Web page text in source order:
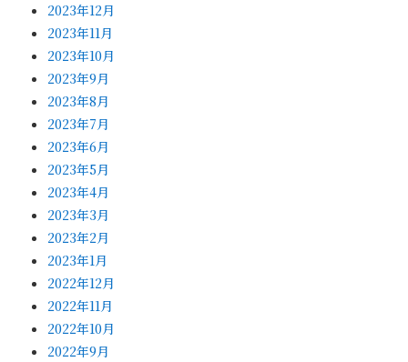
2023年12月
2023年11月
2023年10月
2023年9月
2023年8月
2023年7月
2023年6月
2023年5月
2023年4月
2023年3月
2023年2月
2023年1月
2022年12月
2022年11月
2022年10月
2022年9月